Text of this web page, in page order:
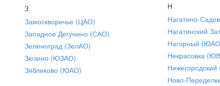
З
Замоскворечье (ЦАО)
Западное Дегунино (САО)
Зеленоград (ЗелАО)
Зюзино (ЮЗАО)
Зябликово (ЮАО)
Н
Нагатино-
Нагатинский
Нагорный
Некрасовка
Ново-